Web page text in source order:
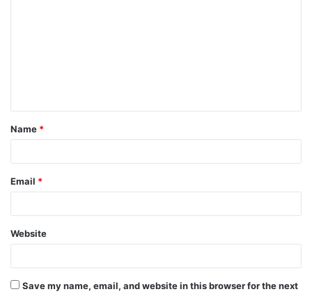
t
*
Name *
Email *
Website
Save my name, email, and website in this browser for the next